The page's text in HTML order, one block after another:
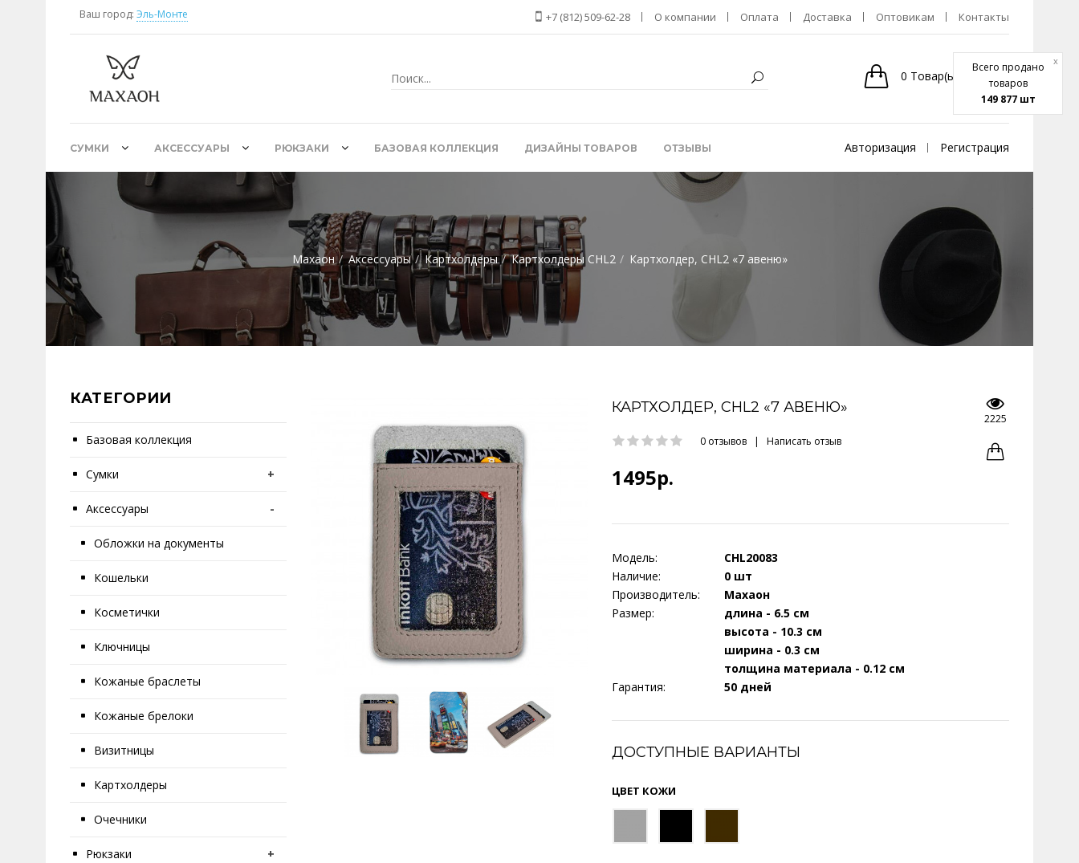
Всего продано
товаров
149 877 шт
x
Ваш город: Эль-Монте +7 (812) 509-62-28 О компании Оплата Доставка Оптовикам Контакты
0 Товар(ы) 0р.
СУМКИ АКСЕССУАРЫ РЮКЗАКИ БАЗОВАЯ КОЛЛЕКЦИЯ ДИЗАЙНЫ ТОВАРОВ ОТЗЫВЫ Авторизация Регистрация
Махаон Аксессуары Картхолдеры Картхолдеры CHL2 Картхолдер, CHL2 «7 авеню»
КАТЕГОРИИ
Базовая коллекция
Сумки +
Аксессуары -
Обложки на документы
Кошельки
Косметички
Ключницы
Кожаные браслеты
Кожаные брелоки
Визитницы
Картхолдеры
Очечники
Рюкзаки +
КАРТХОЛДЕР, CHL2 «7 АВЕНЮ»
0 отзывов | Написать отзыв
1495р.
2225
Модель:
CHL20083
Наличие:
0 шт
Производитель:
Махаон
Размер:
длина - 6.5 см
высота - 10.3 см
ширина - 0.3 см
толщина материала - 0.12 см
Гарантия:
50 дней
ДОСТУПНЫЕ ВАРИАНТЫ
ЦВЕТ КОЖИ